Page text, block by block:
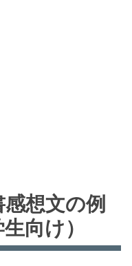
感想文の例
向け）